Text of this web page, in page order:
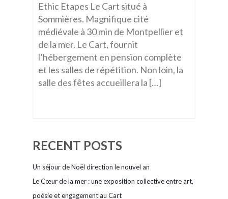
Ethic Etapes Le Cart situé à
Sommières. Magnifique cité
médiévale à 30 min de Montpellier et
de la mer. Le Cart, fournit
l’hébergement en pension complète
et les salles de répétition. Non loin, la
salle des fêtes accueillera la […]
RECENT POSTS
Un séjour de Noël direction le nouvel an
Le Cœur de la mer : une exposition collective entre art,
poésie et engagement au Cart